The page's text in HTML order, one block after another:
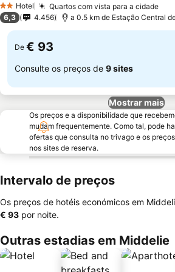
2 Estrelas
Hotel Quartos com vista para a cidade
6,3 4.456 a 0.5 km de Estação Central
De € 93
Consulte os preços de 9 sites
Mostrar mais
Os preços e a disponibilidade que
mudam frequentemente. Como tal, pode
ofertas que consulta no trivago e os
nos sites de reserva.
Intervalo de preços
Os preços de hotéis económicos em
‎€ 93 por noite.
Outras estadias em Middelie